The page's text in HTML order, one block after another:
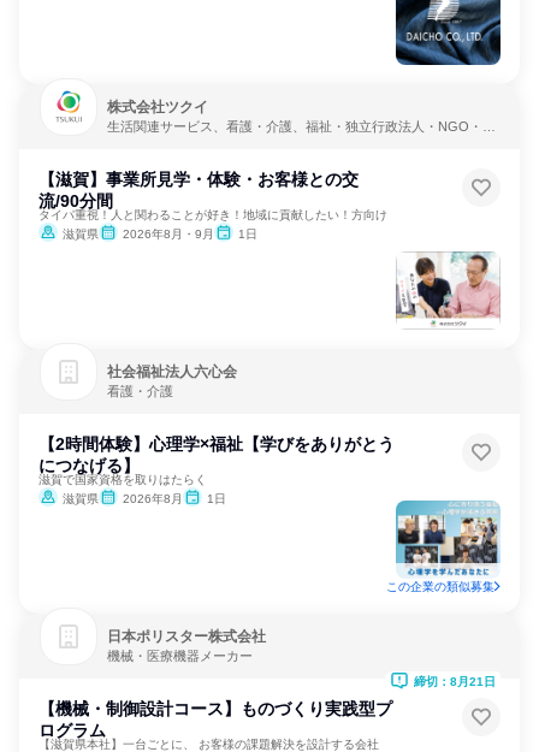
株式会社ツクイ
生活関連サービス、看護・介護、福祉・独立行政法人・NGO・N
【滋賀】事業所見学・体験・お客様との交
流/90分間
タイパ重視！人と関わることが好き！地域に貢献したい！方向け
滋賀県
2026年8月・9月 1日
社会福祉法人六心会
看護・介護
【2時間体験】心理学×福祉【学びをありがとう
につなげる】
滋賀で国家資格を取りはたらく
滋賀県
2026年8月 1日
この企業の類似募集
日本ポリスター株式会社
機械・医療機器メーカー
【機械・制御設計コース】ものづくり実践型プ
ログラム
【滋賀県本社】一台ごとに、 お客様の課題解決を設計する会社
締切：8月21日